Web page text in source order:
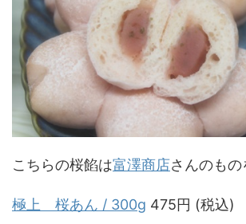
こちらの桜餡は富澤商店さんのも
極上 桜あん / 300g 475円 (税込)